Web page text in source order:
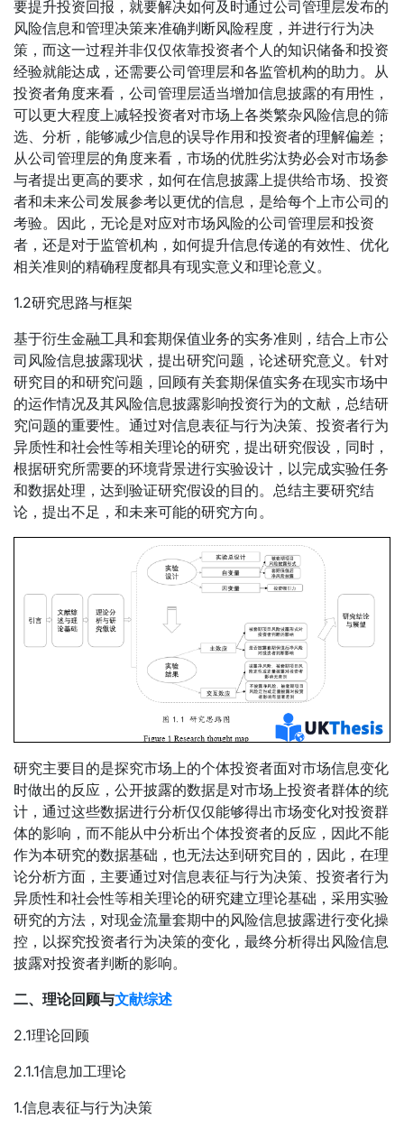
要提升投资回报，就要解决如何及时通过公司管理层发布的
风险信息和管理决策来准确判断风险程度，并进行行为决
策，而这一过程并非仅仅依靠投资者个人的知识储备和投资
经验就能达成，还需要公司管理层和各监管机构的助力。从
投资者角度来看，公司管理层适当增加信息披露的有用性，
可以更大程度上减轻投资者对市场上各类繁杂风险信息的筛
选、分析，能够减少信息的误导作用和投资者的理解偏差；
从公司管理层的角度来看，市场的优胜劣汰势必会对市场参
与者提出更高的要求，如何在信息披露上提供给市场、投资
者和未来公司发展参考以更优的信息，是给每个上市公司的
考验。因此，无论是对应对市场风险的公司管理层和投资
者，还是对于监管机构，如何提升信息传递的有效性、优化
相关准则的精确程度都具有现实意义和理论意义。
1.2研究思路与框架
基于衍生金融工具和套期保值业务的实务准则，结合上市公
司风险信息披露现状，提出研究问题，论述研究意义。针对
研究目的和研究问题，回顾有关套期保值实务在现实市场中
的运作情况及其风险信息披露影响投资行为的文献，总结研
究问题的重要性。通过对信息表征与行为决策、投资者行为
异质性和社会性等相关理论的研究，提出研究假设，同时，
根据研究所需要的环境背景进行实验设计，以完成实验任务
和数据处理，达到验证研究假设的目的。总结主要研究结
论，提出不足，和未来可能的研究方向。
研究主要目的是探究市场上的个体投资者面对市场信息变化
时做出的反应，公开披露的数据是对市场上投资者群体的统
计，通过这些数据进行分析仅仅能够得出市场变化对投资群
体的影响，而不能从中分析出个体投资者的反应，因此不能
作为本研究的数据基础，也无法达到研究目的，因此，在理
论分析方面，主要通过对信息表征与行为决策、投资者行为
异质性和社会性等相关理论的研究建立理论基础，采用实验
研究的方法，对现金流量套期中的风险信息披露进行变化操
控，以探究投资者行为决策的变化，最终分析得出风险信息
披露对投资者判断的影响。
二、理论回顾与文献综述
2.1理论回顾
2.1.1信息加工理论
1.信息表征与行为决策